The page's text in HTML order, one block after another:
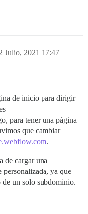
2 Julio, 2021 17:47
de inicio para dirigir
para tener una página
que cambiar
.
de cargar una
personalizada, ya que
un solo subdominio.